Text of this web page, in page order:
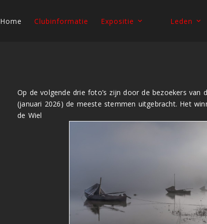
Home Clubinformatie Expositie Leden
Op de volgende drie foto’s zijn door de bezoekers van
(januari 2026) de meeste stemmen uitgebracht. Het
de Wiel